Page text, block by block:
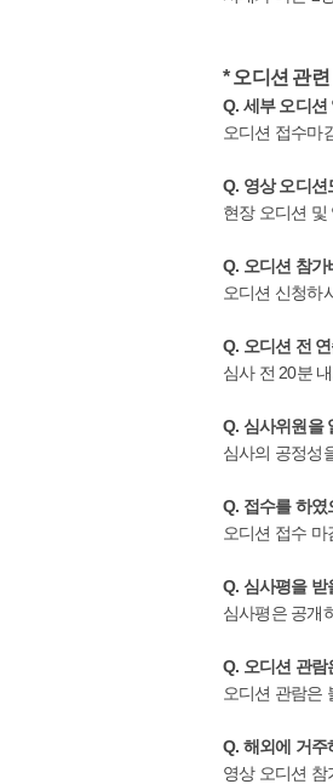
* 오디션 관련
Q. 세부 오디
오디션 접수마
Q. 영상 오디
현장 오디션 및
Q. 오디션 참
오디션 신청하
Q. 오디션 전
심사 전 20분
Q. 심사위원을
심사의 공정성
Q. 접수를 하
오디션 접수
Q. 심사평을 받
심사평은 공개
Q. 오디션 관
오디션 관람은
Q. 해외에 거
영상 오디션 참